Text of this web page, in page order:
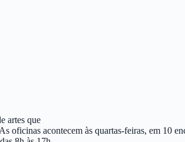
artes que
acontecem às quartas-feiras, em 10